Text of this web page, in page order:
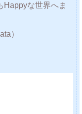
Happyな世界へま
）